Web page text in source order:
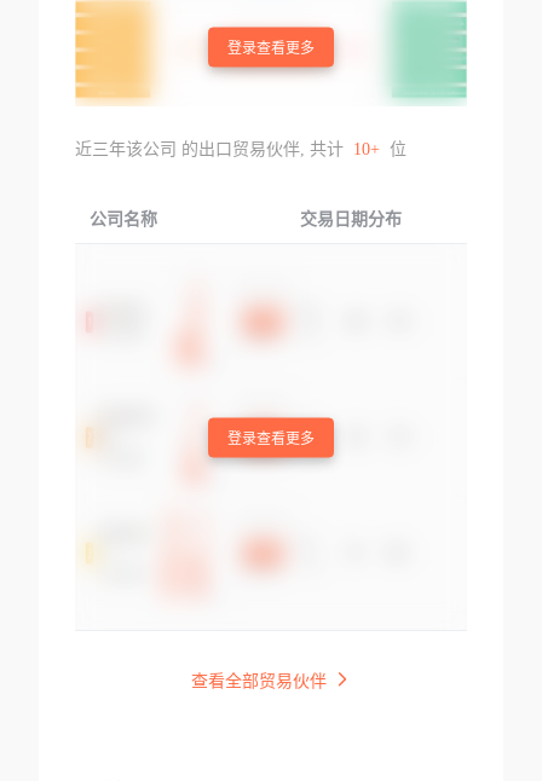
登录查看更多
近三年该公司 的出口贸易伙伴, 共计 10+ 位
公司名称 交易日期分布
登录查看更多
查看全部贸易伙伴